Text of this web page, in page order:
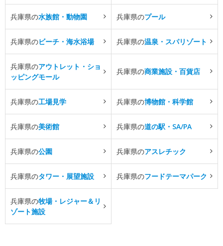
兵庫県の水族館・動物園 兵庫県のプール
兵庫県のビーチ・海水浴場 兵庫県の温泉・スパリゾート
兵庫県のアウトレット・ショ
ッピングモール
兵庫県の商業施設・百貨店
兵庫県の工場見学 兵庫県の博物館・科学館
兵庫県の美術館 兵庫県の道の駅・SA/PA
兵庫県の公園 兵庫県のアスレチック
兵庫県のタワー・展望施設 兵庫県のフードテーマパーク
兵庫県の牧場・レジャー＆リ
ゾート施設